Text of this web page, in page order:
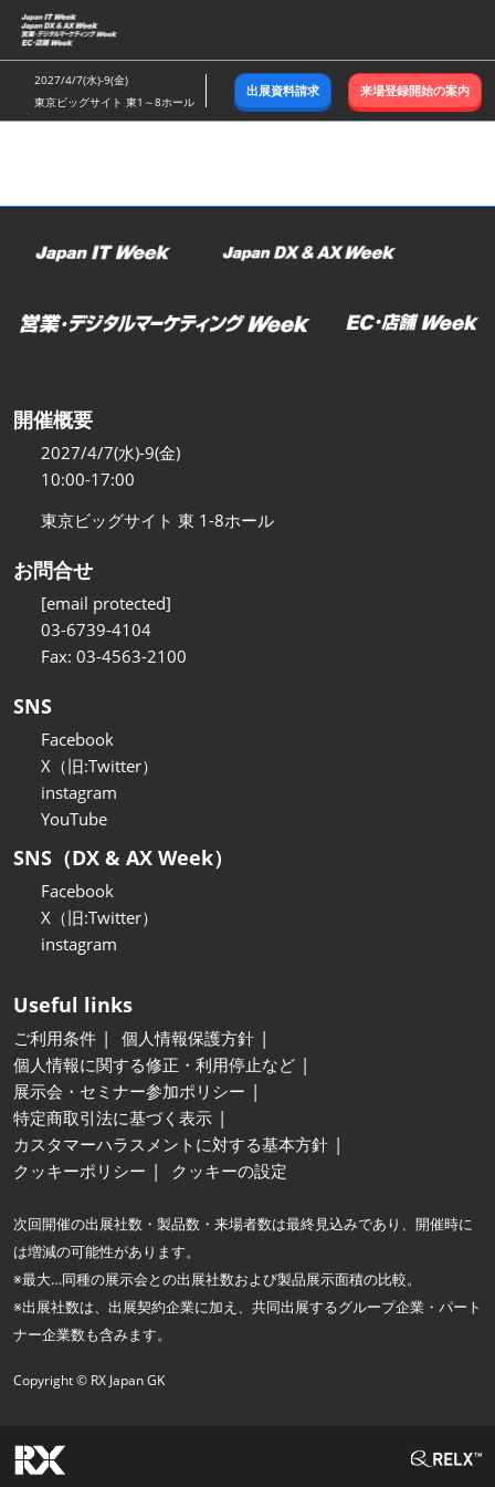
ス
キ
ッ
し
む
2027/4/7(水)-9(金)
東京ビッグサイト 東1～8ホール
出展資料請求 来場登録開始の案内
開催概要
2027/4/7(水)-9(金)
10:00-17:00
東京ビッグサイト 東 1-8ホール
お問合せ
[email protected]
03-6739-4104
Fax: 03-4563-2100
SNS
Facebook
X（旧:Twitter）
instagram
YouTube
SNS（DX & AX Week）
Facebook
X（旧:Twitter）
instagram
Useful links
ご利用条件
個人情報保護方針
個人情報に関する修正・利用停止など
展示会・セミナー参加ポリシー
特定商取引法に基づく表示
カスタマーハラスメントに対する基本方針
クッキーポリシー
クッキーの設定
次回開催の出展社数・製品数・来場者数は最終見込みであり、開催時に
は増減の可能性があります。
※最大…同種の展示会との出展社数および製品展示面積の比較。
※出展社数は、出展契約企業に加え、共同出展するグループ企業・パート
ナー企業数も含みます。
Copyright © RX Japan GK